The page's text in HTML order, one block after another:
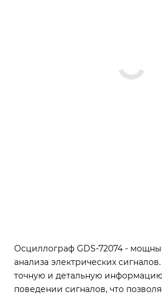
Осциллограф GDS-72074 -
анализа электрических
точную и детальную
поведении сигналов, что